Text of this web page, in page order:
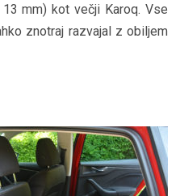
mm) kot večji Karoq. Vse
znotraj razvajal z obiljem